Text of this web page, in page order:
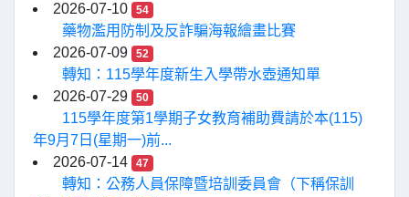
2026-07-10
54
藥物濫用防制及反詐騙海報繪畫比賽
2026-07-09
52
轉知：115學年度新生入學帶水壺通知單
2026-07-29
50
115學年度第1學期子女教育補助費請於本(115)
年9月7日(星期一)前...
2026-07-14
47
轉知：公務人員保障暨培訓委員會（下稱保訓